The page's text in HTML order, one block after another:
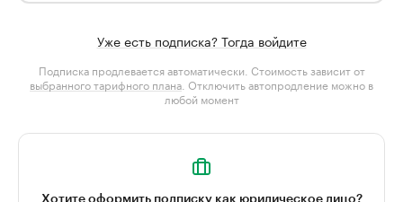
Уже есть подписка? Тогда войдите
Подписка продлевается автоматически. Стоимость зависит от
выбранного тарифного плана . Отключить автопродление можно в
любой момент
Хотите оформить подписку как юридическое лицо?